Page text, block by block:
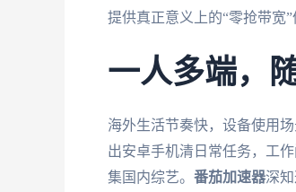
提供真正意义上的“零抢带宽”
一人多端，
海外生活节奏快，设备使用
出安卓手机清日常任务，工
集国内综艺。 番茄加速器深